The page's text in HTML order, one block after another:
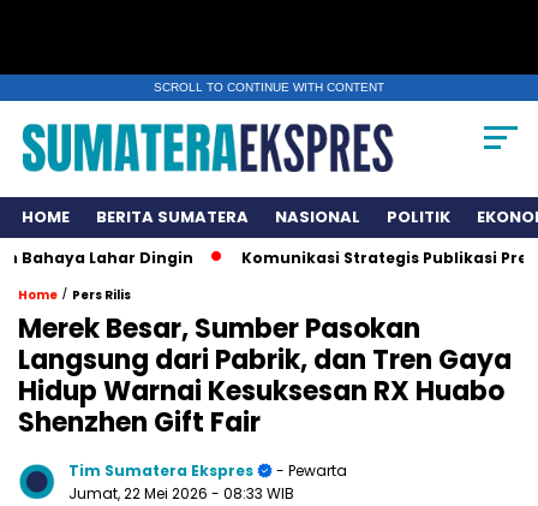
SCROLL TO CONTINUE WITH CONTENT
HOME BERITA SUMATERA NASIONAL POLITIK
Lahar Dingin Komunikasi Strategis Publikasi Press
Home / Pers Rilis
Merek Besar, Sumber Pasokan
Langsung dari Pabrik, dan Tren Gaya
Hidup Warnai Kesuksesan RX Huabo
Shenzhen Gift Fair
Tim Sumatera Ekspres
- Pewarta
Jumat, 22 Mei 2026 - 08:33 WIB